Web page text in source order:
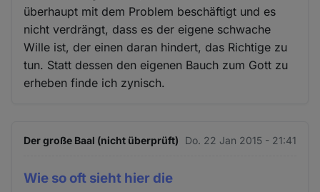
überhaupt mit dem Problem beschäftigt und es
nicht verdrängt, dass es der eigene schwache
Wille ist, der einen daran hindert, das Richtige zu
tun. Statt dessen den eigenen Bauch zum Gott zu
erheben finde ich zynisch.
Der große Baal (nicht überprüft) Do. 22 Jan 2015 - 21:41
Wie so oft sieht hier die